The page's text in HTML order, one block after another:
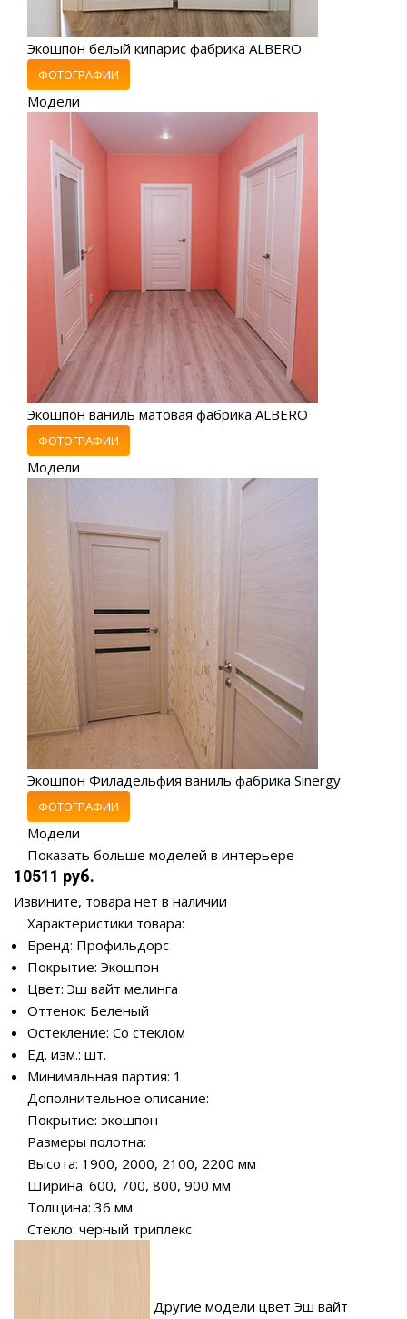
Экошпон белый кипарис фабрика ALBERO
ФОТОГРАФИИ
Модели
Экошпон ваниль матовая фабрика ALBERO
ФОТОГРАФИИ
Модели
Экошпон Филадельфия ваниль фабрика Sinergy
ФОТОГРАФИИ
Модели
Показать больше моделей в интерьере
10511 руб.
Извините, товара нет в наличии
Характеристики товара:
Бренд: Профильдорс
Покрытие: Экошпон
Цвет: Эш вайт мелинга
Оттенок: Беленый
Остекление: Со стеклом
Ед. изм.: шт.
Минимальная партия: 1
Дополнительное описание:
Покрытие: экошпон
Размеры полотна:
Высота: 1900, 2000, 2100, 2200 мм
Ширина: 600, 700, 800, 900 мм
Толщина: 36 мм
Стекло: черный триплекс
Другие модели цвет Эш вайт